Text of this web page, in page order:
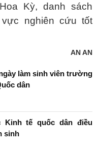
Kỳ, danh sách
nghiên cứu tốt
AN AN
làm sinh viên trường
dân
Kinh tế quốc dân điều
sinh